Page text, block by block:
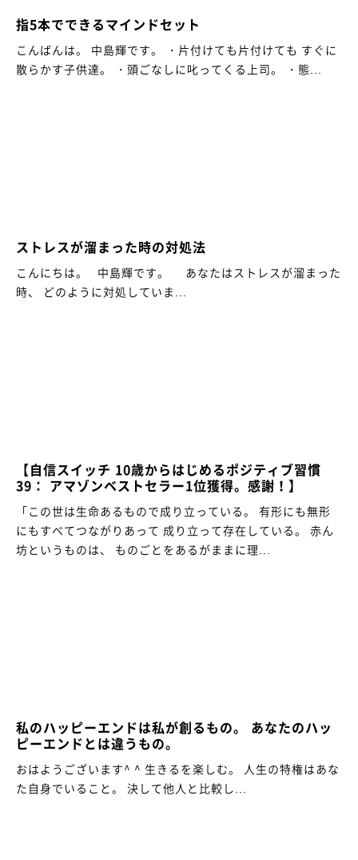
指5本でできるマインドセット
こんばんは。 中島輝です。 ・片付けても片付けても すぐに
散らかす子供達。 ・頭ごなしに叱ってくる上司。 ・態...
ストレスが溜まった時の対処法
こんにちは。 中島輝です。 あなたはストレスが溜まった
時、 どのように対処していま...
【自信スイッチ 10歳からはじめるポジティブ習慣
39： アマゾンベストセラー1位獲得。感謝！】
「この世は生命あるもので成り立っている。 有形にも無形
にもすべてつながりあって 成り立って存在している。 赤ん
坊というものは、 ものごとをあるがままに理...
私のハッピーエンドは私が創るもの。 あなたのハッ
ピーエンドとは違うもの。
おはようございます^ ^ 生きるを楽しむ。 人生の特権はあな
た自身でいること。 決して他人と比較し...